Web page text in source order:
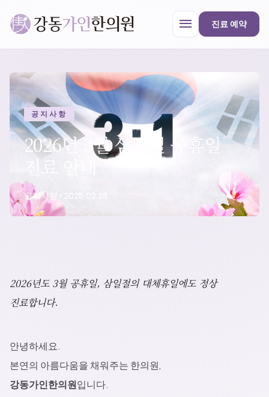
menu 진료 예약
강동가인한의원close
한의원 안내
블로그
진료 예약
공지사항
2026년 3월 삼일절 공휴일
진료 안내
공지사항 2026.02.28.
2026년도 3월 공휴일, 삼일절의 대체휴일에도 정상
진료합니다.
안녕하세요.
본연의 아름다움을 채워주는 한의원,
강동가인한의원입니다.